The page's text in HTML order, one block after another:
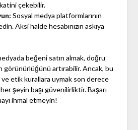
çekebilir.
Sosyal medya platformlarının
Aksi halde hesabınızın askıya
beğeni satın almak, doğru
görünürlüğünü artırabilir. Ancak, bu
etik kurallara uymak son derece
şeyin başı güvenilirliktir. Başarı
ihmal etmeyin!